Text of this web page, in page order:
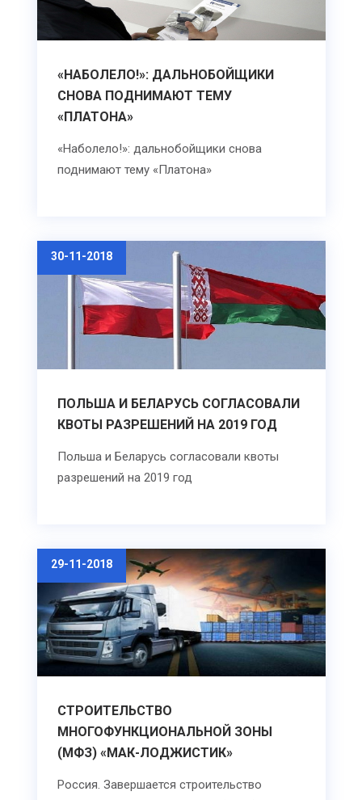
«НАБОЛЕЛО!»: ДАЛЬНОБОЙЩИКИ
СНОВА ПОДНИМАЮТ ТЕМУ
«ПЛАТОНА»
«Наболело!»: дальнобойщики снова
поднимают тему «Платона»
30-11-2018
ПОЛЬША И БЕЛАРУСЬ СОГЛАСОВАЛИ
КВОТЫ РАЗРЕШЕНИЙ НА 2019 ГОД
Польша и Беларусь согласовали квоты
разрешений на 2019 год
29-11-2018
СТРОИТЕЛЬСТВО
МНОГОФУНКЦИОНАЛЬНОЙ ЗОНЫ
(МФЗ) «МАК-ЛОДЖИСТИК»
Россия. Завершается строительство